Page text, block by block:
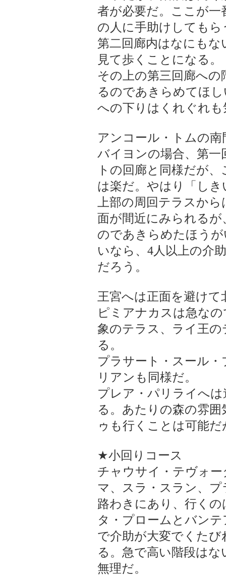
者が必要だ。ここが
の人に手助けしても
第二回廊内はなにも
見て歩くことになる。
その上の第三回廊へ
るのであきらめてほ
への下りはくれぐれ
アンコール・トムの
バイヨンの場合、第
トの回廊と同様だが
は楽だ。やはり「し
上部の周回テラスか
面が間近にみられる
のであきらめたほう
いなら、4人以上の介
だろう。
王宮へは正面を避け
ピミアナカスは急な
象のテラス、ライ王
る。
プラサート・スール
リアンも同様だ。
プレア・パリライへ
る。あたりの森の雰
ゥも行くことは可能
★小回りコース
チャウサイ・テヴォ
マ、スラ・スラン、
路わきにあり、行くの
タ・プロームとバン
で介助が大変でくた
る。急で高い階段は
無理だ。